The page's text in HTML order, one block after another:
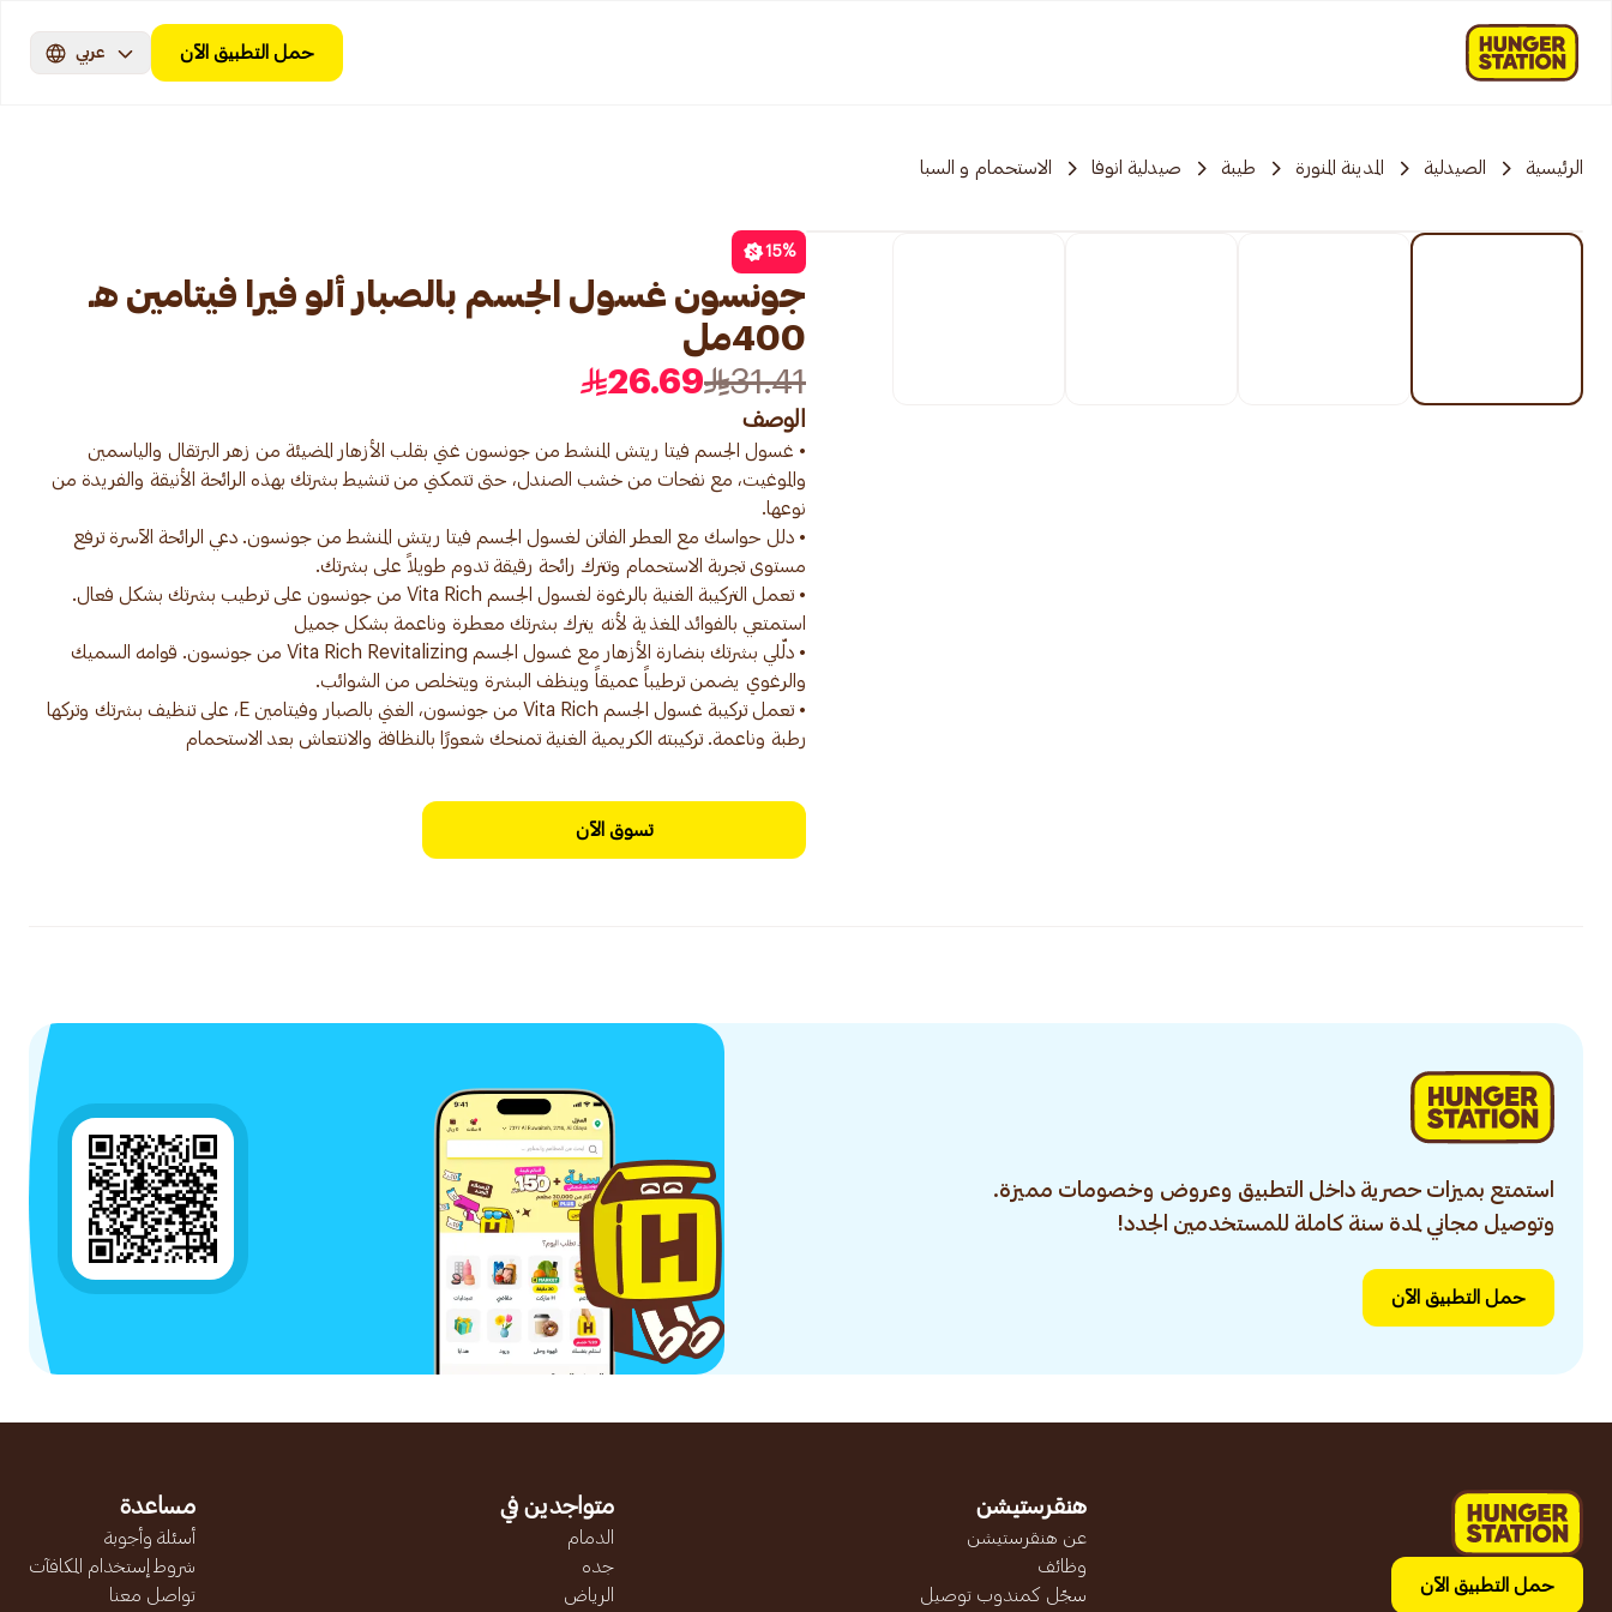
حمل التطبيق الآن عربي
الرئيسية الصيدلية المدينة المنورة طيبة صيدلية انوفا الاستحمام و السبا
15%
جونسون غسول الجسم بالصبار ألو فيرا فيتامين هـ
400مل
31.41
26.69
الوصف
• غسول الجسم فيتا ريتش المنشط من جونسون غني بقلب الأزهار المضيئة من زهر البرتقال والياسمين
والموغيت، مع نفحات من خشب الصندل، حتى تتمكني من تنشيط بشرتك بهذه الرائحة الأنيقة والفريدة من
• دلل حواسك مع العطر الفاتن لغسول الجسم فيتا ريتش المنشط من جونسون. دعي الرائحة الآسرة ترفع
• تعمل التركيبة الغنية بالرغوة لغسول الجسم Vita Rich من جونسون على ترطيب بشرتك بشكل فعال.
• دلّلي بشرتك بنضارة الأزهار مع غسول الجسم Vita Rich Revitalizing من جونسون. قوامه السميك
• تعمل تركيبة غسول الجسم Vita Rich من جونسون، الغني بالصبار وفيتامين E، على تنظيف بشرتك وتركها
رطبة وناعمة. تركيبته الكريمية الغنية تمنحك شعورًا بالنظافة والانتعاش بعد الاستحمام
تسوق الآن
استمتع بميزات حصرية داخل التطبيق وعروض وخصومات مميزة.
وتوصيل مجاني لمدة سنة كاملة للمستخدمين الجدد!
حمل التطبيق الآن
حمل التطبيق الآن
هنقرستيشن
عن هنقرستيشن
وظائف
سجّل كمندوب توصيل
متواجدين في
الدمام
جده
الرياض
مساعدة
أسئلة وأجوبة
شروط إستخدام المكافآت
تواصل معنا